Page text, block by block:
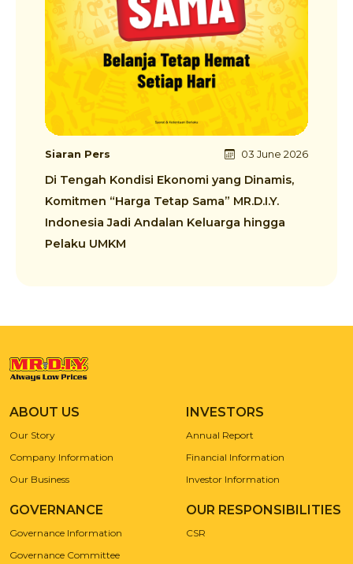
Siaran Pers 03 June 2026
Di Tengah Kondisi Ekonomi yang Dinamis,
Komitmen “Harga Tetap Sama” MR.D.I.Y.
Indonesia Jadi Andalan Keluarga hingga
Pelaku UMKM
ABOUT US
Our Story
Company Information
Our Business
INVESTORS
Annual Report
Financial Information
Investor Information
GOVERNANCE
Governance Information
Governance Committee
OUR RESPONSIBILITIES
CSR